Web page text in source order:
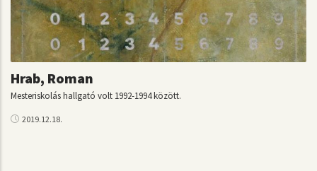
Hrab, Roman
Mesteriskolás hallgató volt 1992-1994 között.
2019.12.18.